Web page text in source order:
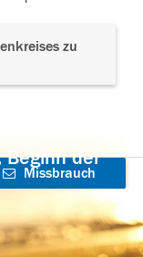
zu
Beginn der
Missbrauch